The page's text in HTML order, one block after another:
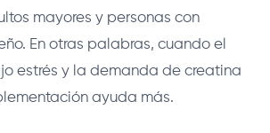
mayores y personas con
En otras palabras, cuando el
estrés y la demanda de creatina
ayuda más.